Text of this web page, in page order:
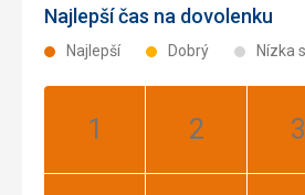
Najlepší čas na dovolenku
Najlepší Dobrý Nízka
Január:
Február: